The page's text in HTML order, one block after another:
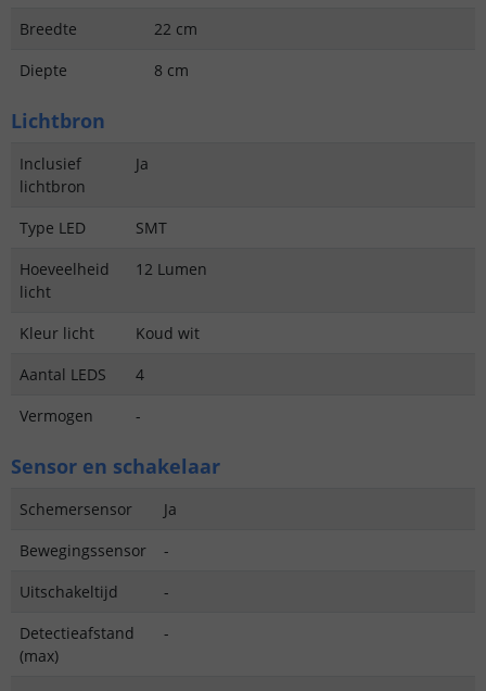
Breedte
22 cm
Diepte
8 cm
Lichtbron
Inclusief
lichtbron
Ja
Type LED
SMT
Hoeveelheid
licht
12 Lumen
Kleur licht
Koud wit
Aantal LEDS
4
Vermogen
-
Sensor en schakelaar
Schemersensor
Ja
Bewegingssensor
-
Uitschakeltijd
-
Detectieafstand
(max)
-